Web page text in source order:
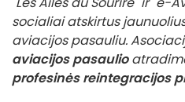
socialiai atskirtus
aviacijos pasauliu.
aviacijos pasaulio
profesinės reintegracijos